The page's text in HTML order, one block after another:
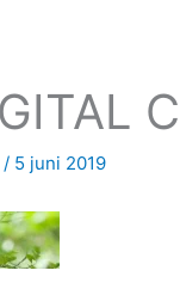
/ 5 juni 2019